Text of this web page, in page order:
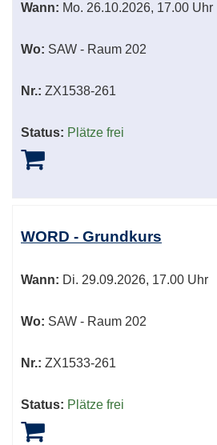
Wann: Mo. 26.10.2026, 17.00 Uhr
Wo: SAW - Raum 202
Nr.: ZX1538-261
Status: Plätze frei
WORD - Grundkurs
Wann: Di. 29.09.2026, 17.00 Uhr
Wo: SAW - Raum 202
Nr.: ZX1533-261
Status: Plätze frei